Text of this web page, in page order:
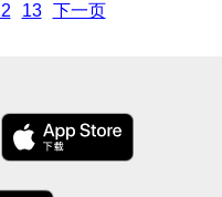
13 下一页